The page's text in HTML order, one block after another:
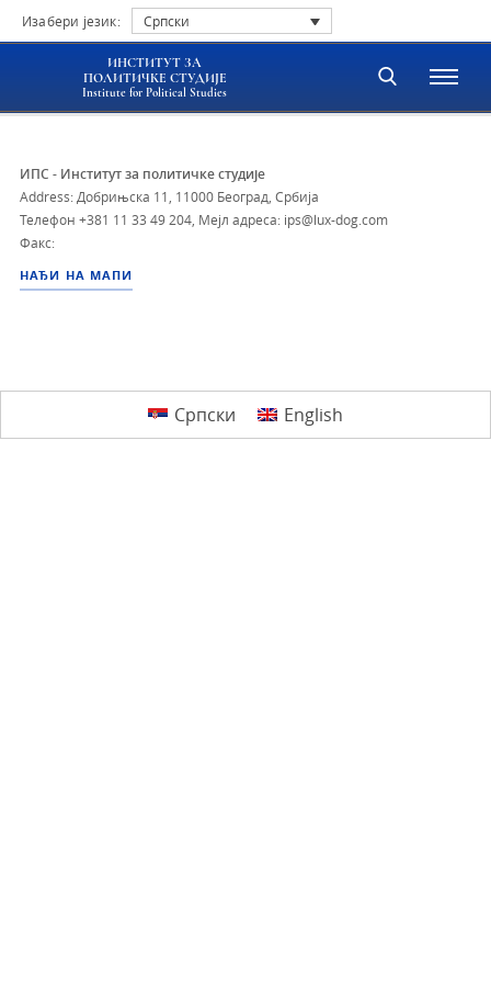
Изабери језик: Српски
ИНСТИТУТ ЗА
ПОЛИТИЧКЕ СТУДИЈЕ
Institute for Political Studies
ИПС - Институт за политичке студије
Address: Добрињска 11, 11000 Београд, Србија
Телефон +381 11 33 49 204 Мејл адреса: ips@lux-dog.com
Факс:
НАЂИ НА МАПИ
Српски English